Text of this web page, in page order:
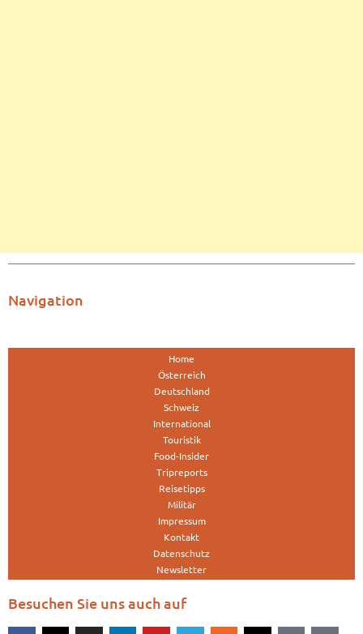
Navigation
Home
Österreich
Deutschland
Schweiz
International
Touristik
Food-Insider
Tripreports
Reisetipps
Militär
Impressum
Kontakt
Datenschutz
Newsletter
Besuchen Sie uns auch auf